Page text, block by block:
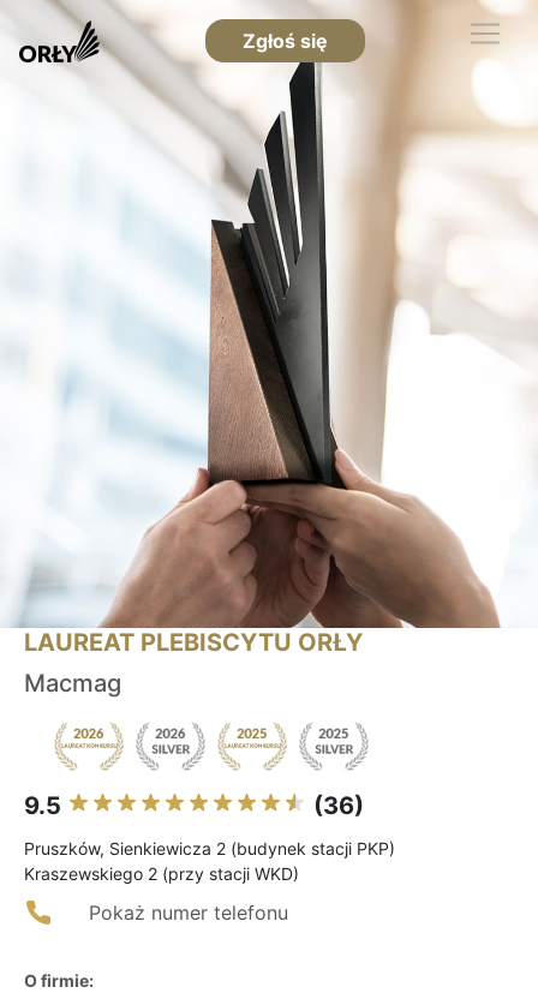
Zgłoś się
LAUREAT PLEBISCYTU ORŁY
Macmag
9.5 (36)
Pruszków, Sienkiewicza 2 (budynek stacji PKP)
Kraszewskiego 2 (przy stacji WKD)
Pokaż numer telefonu
O firmie: